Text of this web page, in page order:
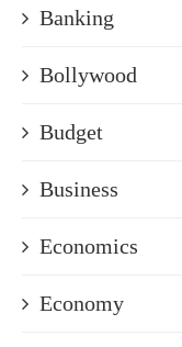
Banking
Bollywood
Budget
Business
Economics
Economy